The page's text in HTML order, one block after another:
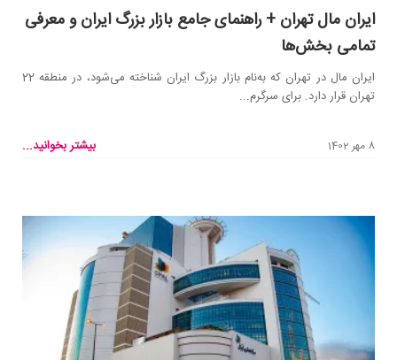
ایران مال تهران + راهنمای جامع بازار بزرگ ایران و معرفی
تمامی بخش‌ها
ایران مال در تهران که به‌نام بازار بزرگ ایران شناخته می‌شود، در منطقه 22
تهران قرار دارد. برای سرگرم...
8 مهر 1402 بیشتر بخوانید...